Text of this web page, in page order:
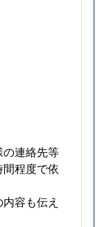
連絡先等
程度で依
容も伝え